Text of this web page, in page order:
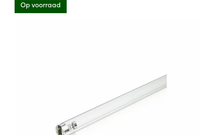
Op voorraad